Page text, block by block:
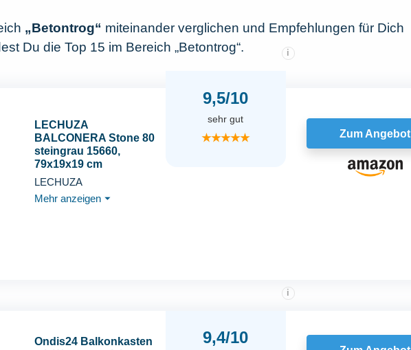
„Betontrog“ miteinander verglichen und Empfehlungen für Dich
Du die Top 15 im Bereich „Betontrog“.
LECHUZA
BALCONERA Stone 80
steingrau 15660,
79x19x19 cm
LECHUZA
Mehr anzeigen ⏷
9,5/10
i
sehr gut
★★★★★ Zum Angebot
Ondis24 Balkonkasten
9,4/10
i